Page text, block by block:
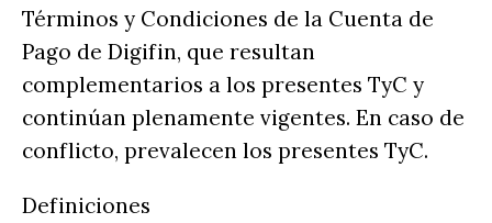
Términos y Condiciones de la Cuenta de
Pago de Digifin, que resultan
complementarios a los presentes TyC y
continúan plenamente vigentes. En caso de
conflicto, prevalecen los presentes TyC.
Definiciones